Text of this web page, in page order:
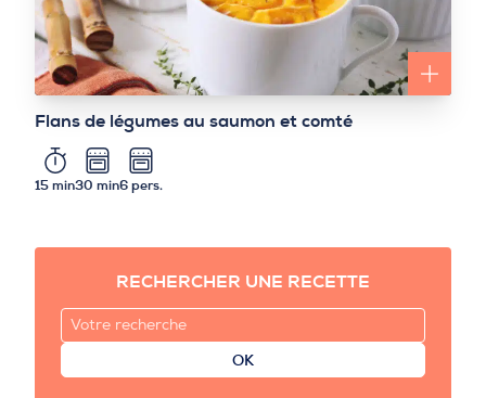
RECHERCHER UNE RECETTE
OK
Flans de légumes au saumon et comté
15 min30 min6 pers.